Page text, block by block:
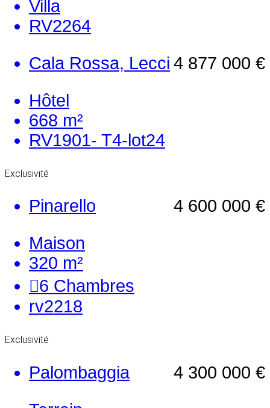
Villa
RV2264
4 877 000 €
Cala Rossa, Lecci
Hôtel
668 m²
RV1901- T4-lot24
Exclusivité
4 600 000 €
Pinarello
Maison
320 m²
6 Chambres
rv2218
Exclusivité
4 300 000 €
Palombaggia